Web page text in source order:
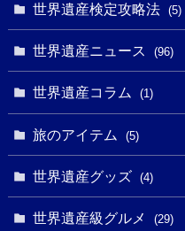
(5)
(4)
(2)
(1)
(10)(9)
(3)
(5)
世界遺産検定攻略法 (5)
世界遺産ニュース (96)
世界遺産コラム (1)
旅のアイテム (5)
世界遺産グッズ (4)
世界遺産級グルメ (29)